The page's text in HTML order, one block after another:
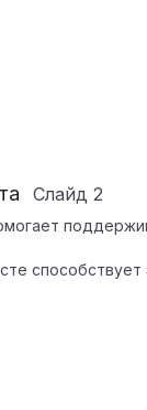
Слайд 2
способствует